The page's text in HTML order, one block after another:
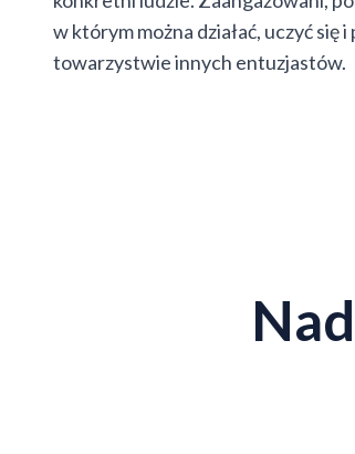
w którym można działać, uczyć się
towarzystwie innych entuzjastów.